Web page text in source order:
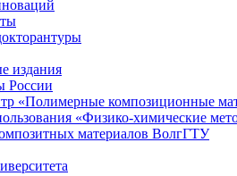
издания
России
«Полимерные композиционные
«Физико-химические
материалов ВолгГТУ